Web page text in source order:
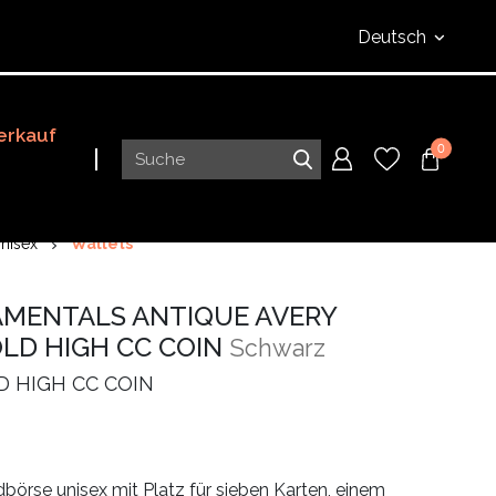
Deutsch
0
Wallets
ANTIQUE AVERY
HIGH CC COIN Schwarz
HIGH CC COIN
unisex mit Platz für sieben Karten, einem